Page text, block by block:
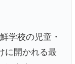
学校の児童・
に開かれる最